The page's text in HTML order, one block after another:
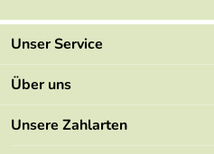
Unser Service
Kontakt
Mehrwertsteuerfrei
Über uns
Marken
Unsere Zahlarten